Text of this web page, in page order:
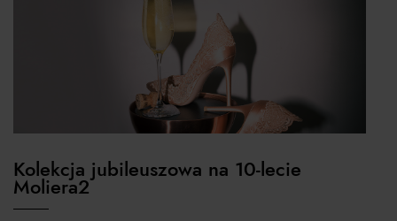
Kolekcja jubileuszowa na 10-lecie
Moliera2